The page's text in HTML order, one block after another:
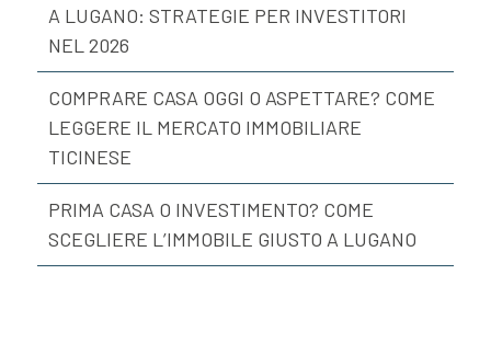
A LUGANO: STRATEGIE PER INVESTITORI
NEL 2026
COMPRARE CASA OGGI O ASPETTARE? COME
LEGGERE IL MERCATO IMMOBILIARE
TICINESE
PRIMA CASA O INVESTIMENTO? COME
SCEGLIERE L’IMMOBILE GIUSTO A LUGANO